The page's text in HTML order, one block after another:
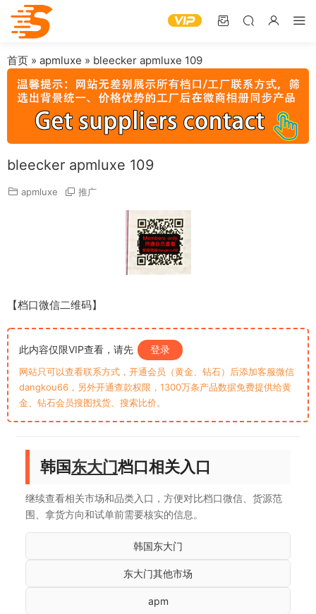
首页 » apmluxe » bleecker apmluxe 109
bleecker apmluxe 109
apmluxe 推广
【档口微信二维码】
此内容仅限VIP查看，请先 登录
网站只可以查看联系方式，开通会员（黄金、钻石）后添加客服微信
dangkou66，另外开通查款权限，1300万条产品数据免费提供给黄
金、钻石会员搜图找货、搜索比价。
韩国东大门档口相关入口
继续查看相关市场和品类入口，方便对比档口微信、货源范
围、拿货方向和试单前需要核实的信息。
韩国东大门
东大门其他市场
apm